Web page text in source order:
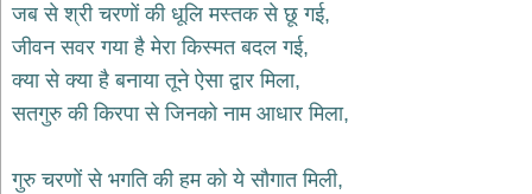
कृष्ण
भजन
krishna
bhajans
शिव
bhajans
जब से श्री चरणों की धूलि मस्तक से छू गई,
जीवन सवर गया है मेरा किस्मत बदल गई,
क्या से क्या है बनाया तूने ऐसा द्वार मिला,
सतगुरु की किरपा से जिनको नाम आधार मिला,
गुरु चरणों से भगति की हम को ये सौगात मिली,